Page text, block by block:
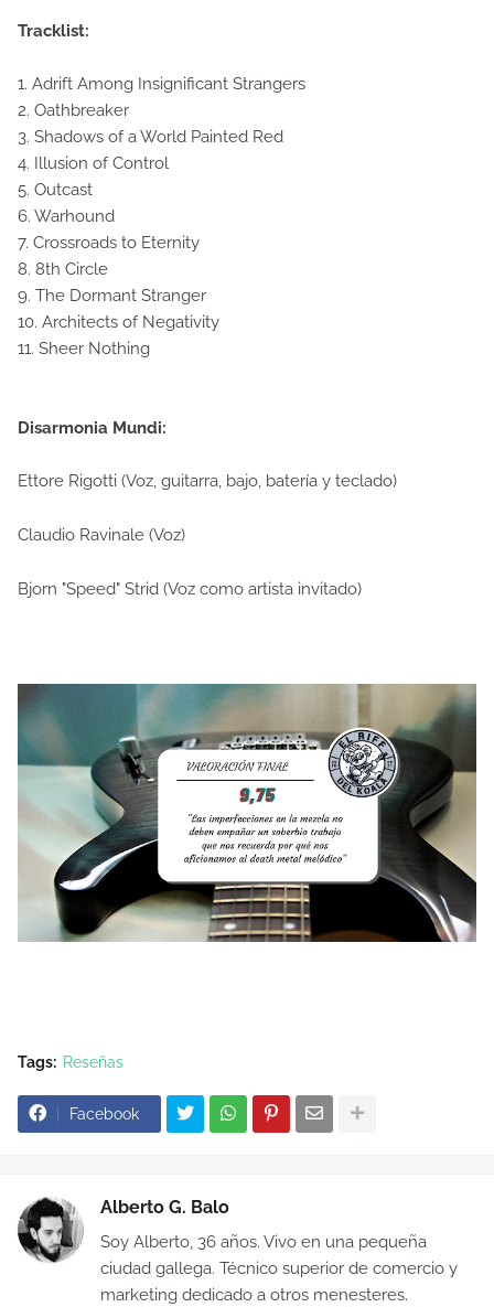
Tracklist:
1. Adrift Among Insignificant Strangers
2. Oathbreaker
3. Shadows of a World Painted Red
4. Illusion of Control
5. Outcast
6. Warhound
7. Crossroads to Eternity
8. 8th Circle
9. The Dormant Stranger
10. Architects of Negativity
11. Sheer Nothing
Disarmonia Mundi:
Ettore Rigotti (Voz, guitarra, bajo, batería y teclado)
Claudio Ravinale (Voz)
Bjorn "Speed" Strid (Voz como artista invitado)
Tags: Reseñas
Facebook
Alberto G. Balo
Soy Alberto, 36 años. Vivo en una pequeña
ciudad gallega. Técnico superior de comercio y
marketing dedicado a otros menesteres.